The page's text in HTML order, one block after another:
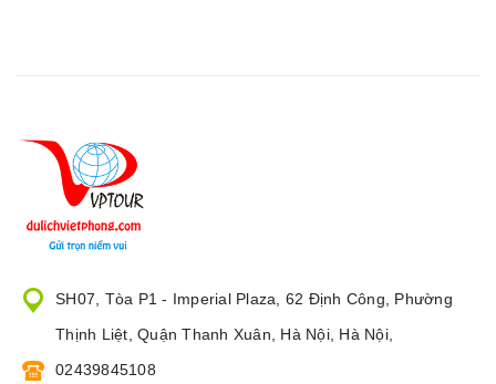
SH07, Tòa P1 - Imperial Plaza, 62 Định Công, Phường
Thịnh Liệt, Quận Thanh Xuân, Hà Nội, Hà Nội,
02439845108